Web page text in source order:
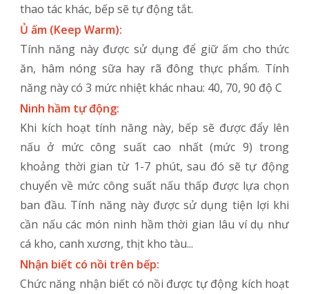
thao tác khác, bếp sẽ tự động tắt.
Ủ ấm (Keep Warm):
Tính năng này được sử dụng để giữ ấm cho thức
ăn, hâm nóng sữa hay rã đông thực phẩm. Tính
năng này có 3 mức nhiệt khác nhau: 40, 70, 90 độ C
Ninh hầm tự động:
Khi kích hoạt tính năng này, bếp sẽ được đẩy lên
nấu ở mức công suất cao nhất (mức 9) trong
khoảng thời gian từ 1-7 phút, sau đó sẽ tự động
chuyển về mức công suất nấu thấp được lựa chọn
ban đầu. Tính năng này được sử dụng tiện lợi khi
cần nấu các món ninh hầm thời gian lâu ví dụ như
cá kho, canh xương, thịt kho tàu...
Nhận biết có nồi trên bếp:
Chức năng nhận biết có nồi được tự động kích hoạt